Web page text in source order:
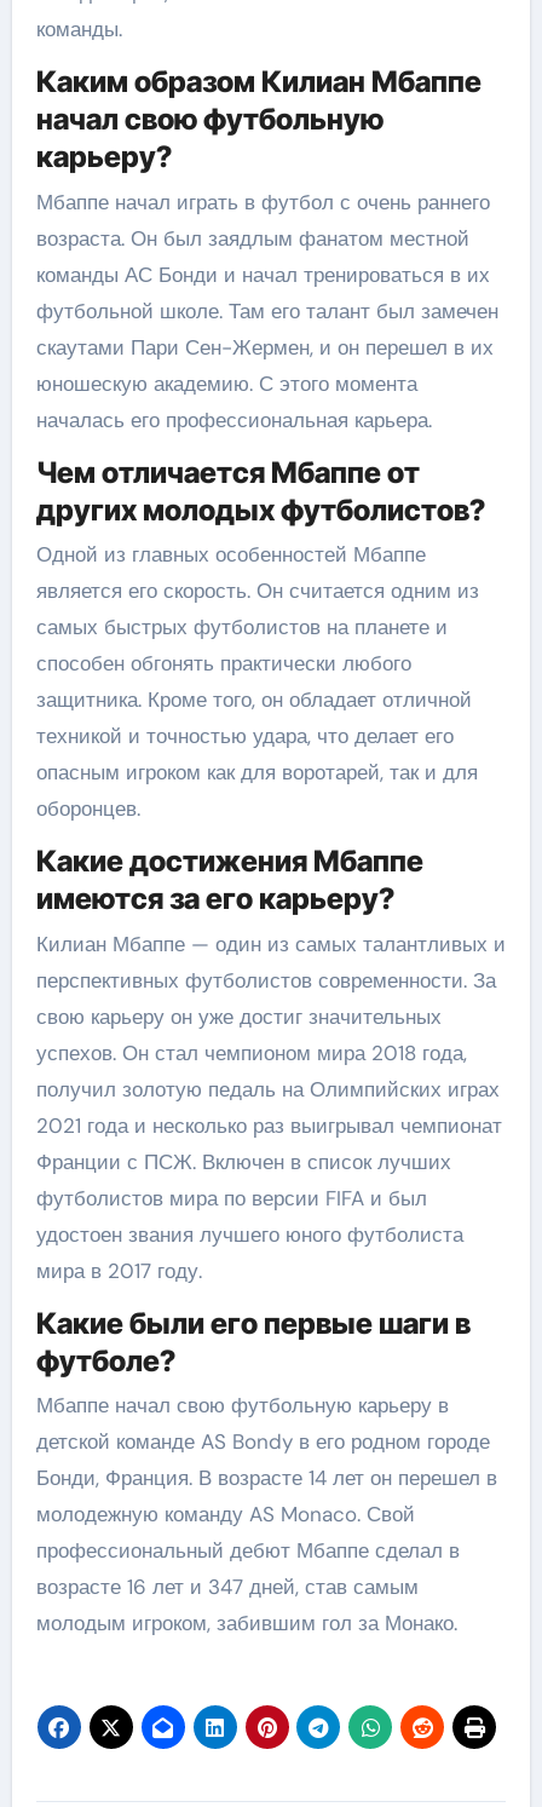
команды.
Каким образом Килиан Мбаппе
начал свою футбольную
карьеру?
Мбаппе начал играть в футбол с очень раннего
возраста. Он был заядлым фанатом местной
команды АС Бонди и начал тренироваться в их
футбольной школе. Там его талант был замечен
скаутами Пари Сен-Жермен, и он перешел в их
юношескую академию. С этого момента
началась его профессиональная карьера.
Чем отличается Мбаппе от
других молодых футболистов?
Одной из главных особенностей Мбаппе
является его скорость. Он считается одним из
самых быстрых футболистов на планете и
способен обгонять практически любого
защитника. Кроме того, он обладает отличной
техникой и точностью удара, что делает его
опасным игроком как для воротарей, так и для
оборонцев.
Какие достижения Мбаппе
имеются за его карьеру?
Килиан Мбаппе — один из самых талантливых и
перспективных футболистов современности. За
свою карьеру он уже достиг значительных
успехов. Он стал чемпионом мира 2018 года,
получил золотую педаль на Олимпийских играх
2021 года и несколько раз выигрывал чемпионат
Франции с ПСЖ. Включен в список лучших
футболистов мира по версии FIFA и был
удостоен звания лучшего юного футболиста
мира в 2017 году.
Какие были его первые шаги в
футболе?
Мбаппе начал свою футбольную карьеру в
детской команде AS Bondy в его родном городе
Бонди, Франция. В возрасте 14 лет он перешел в
молодежную команду AS Monaco. Свой
профессиональный дебют Мбаппе сделал в
возрасте 16 лет и 347 дней, став самым
молодым игроком, забившим гол за Монако.